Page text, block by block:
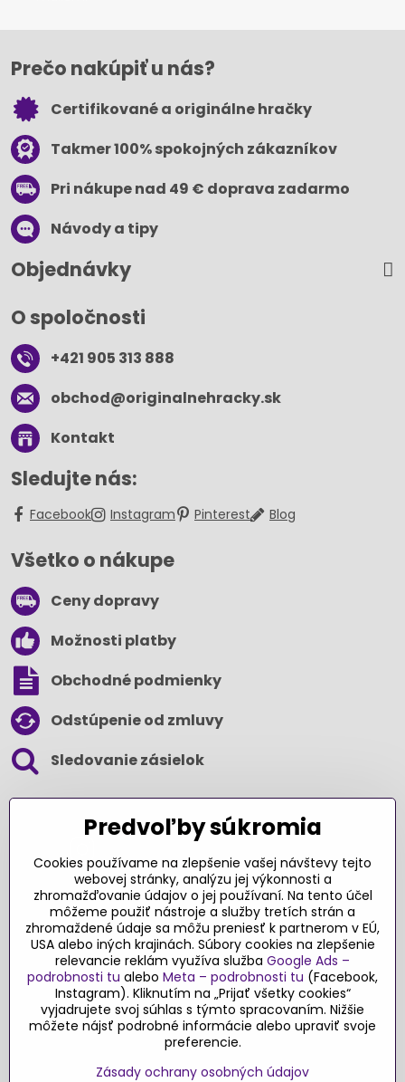
Prečo nakúpiť u nás?
Certifikované a originálne hračky
Takmer 100% spokojných zákazníkov
Pri nákupe nad 49 € doprava zadarmo
Návody a tipy
Objednávky
O spoločnosti
+421 905 313 888
obchod​@originalnehracky​.sk
Kontakt
Sledujte nás:
Facebook Instagram Pinterest Blog
Všetko o nákupe
Ceny dopravy
Možnosti platby
Obchodné podmienky
Odstúpenie od zmluvy
Sledovanie zásielok
Ďakujeme za podporu
Sme slovenský e-shop​. Fungujeme len
vďaka vám – rodičom a všetkým, ktorí veria
v poctivý výber kvalitných hračiek s
pridanou hodnotou​. Každý nákup na
Originalnehracky​.sk je pre nás podporou a
motiváciou prinášať hračky a produkty,
ktoré majú zmysel​.
Predvoľby súkromia
Cookies používame na zlepšenie vašej návštevy tejto
webovej stránky, analýzu jej výkonnosti a
zhromažďovanie údajov o jej používaní. Na tento účel
môžeme použiť nástroje a služby tretích strán a
zhromaždené údaje sa môžu preniesť k partnerom v EÚ,
USA alebo iných krajinách. Súbory cookies na zlepšenie
relevancie reklám využíva služba Google Ads –
podrobnosti tu alebo Meta – podrobnosti tu (Facebook,
Instagram). Kliknutím na „Prijať všetky cookies“
vyjadrujete svoj súhlas s týmto spracovaním. Nižšie
môžete nájsť podrobné informácie alebo upraviť svoje
preferencie.
Zásady ochrany osobných údajov